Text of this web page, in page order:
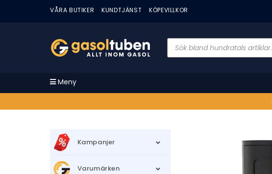
VÅRA BUTIKER KUNDTJÄNST KÖPEVILLKOR
Meny
Kampanjer
Varumärken